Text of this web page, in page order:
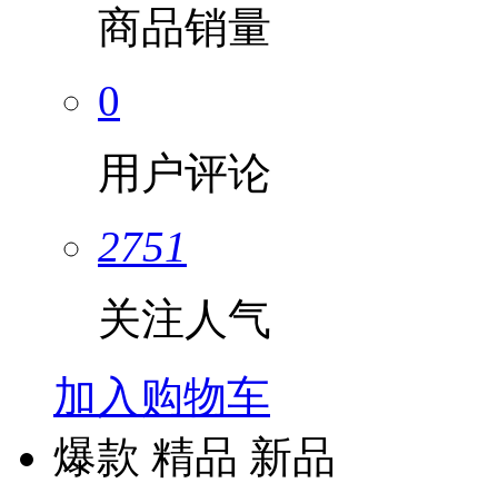
商品销量
0
用户评论
2751
关注人气
加入购物车
爆款 精品 新品